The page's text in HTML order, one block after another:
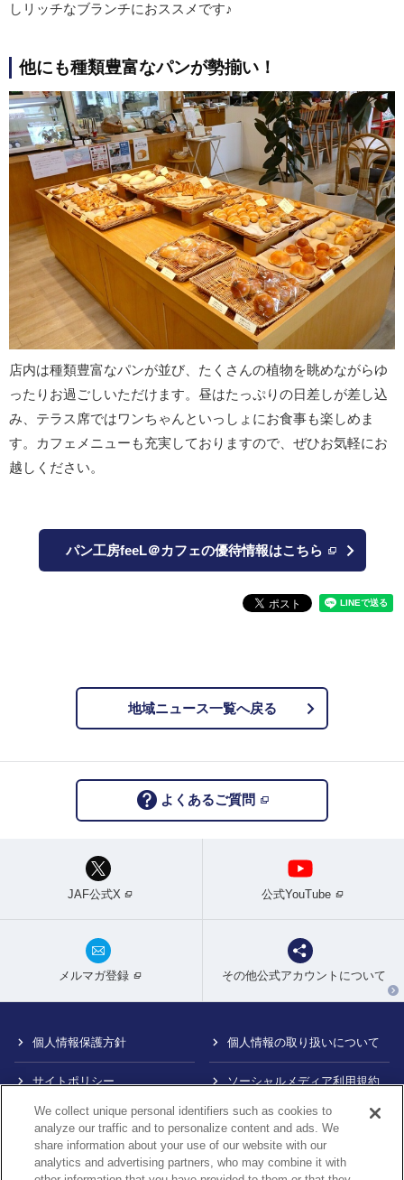
しリッチなブランチにおススメです♪
他にも種類豊富なパンが勢揃い！
店内は種類豊富なパンが並び、たくさんの植物を眺めながらゆ
ったりお過ごしいただけます。昼はたっぷりの日差しが差し込
み、テラス席ではワンちゃんといっしょにお食事も楽しめま
す。カフェメニューも充実しておりますので、ぜひお気軽にお
越しください。
パン工房feeL＠カフェの優待情報はこちら
地域ニュース一覧へ戻る
よくあるご質問
JAF公式X 公式YouTube
メルマガ登録 その他公式アカウントについて
個人情報保護方針 個人情報の取り扱いについて
サイトポリシー ソーシャルメディア利用規約
特定商取引法に基づく表示
Do Not Sell or Share My
Personal Information
カスタマーハラスメント対応
について
We collect unique personal identifiers such as cookies to
analyze our traffic and to personalize content and ads. We
share information about your use of our website with our
analytics and advertising partners, who may combine it with